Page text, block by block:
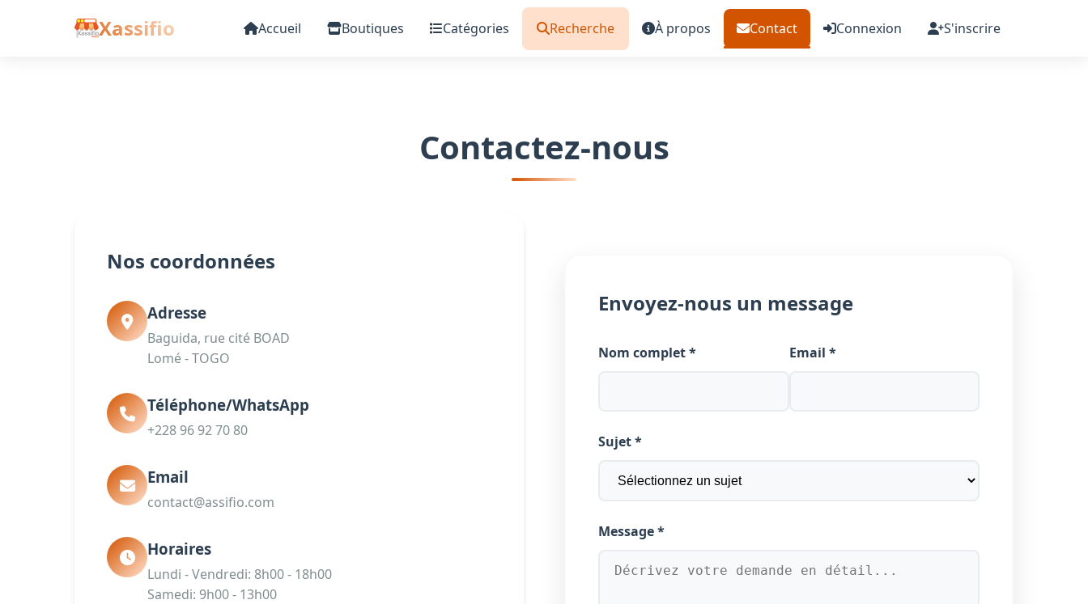
Xassifio Accueil Boutiques Catégories Recherche À propos Contact Connexion S'inscrire
Contactez-nous
Nos coordonnées
Adresse
Baguida, rue cité BOAD
Lomé - TOGO
Téléphone/WhatsApp
+228 96 92 70 80
Email
contact@assifio.com
Horaires
Lundi - Vendredi: 8h00 - 18h00
Samedi: 9h00 - 13h00
Envoyez-nous un message
Nom complet * Email *
Sujet *
Message *